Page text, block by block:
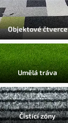
Objektové čtverce
Umělá tráva
Čistící zóny